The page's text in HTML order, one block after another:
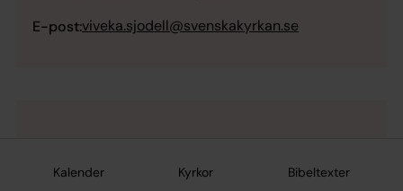
Kalender Kyrkor Bibeltexter
E-post:viveka.sjodell@svenskakyrkan.se